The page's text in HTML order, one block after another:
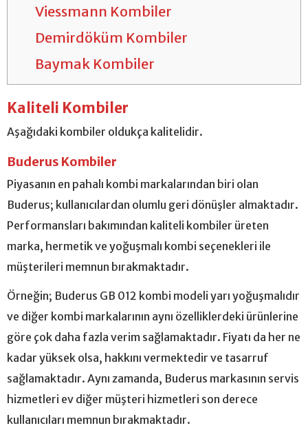
Viessmann Kombiler
Demirdöküm Kombiler
Baymak Kombiler
Kaliteli Kombiler
Aşağıdaki kombiler oldukça kalitelidir.
Buderus Kombiler
Piyasanın en pahalı kombi markalarından biri olan
Buderus; kullanıcılardan olumlu geri dönüşler almaktadır.
Performansları bakımından kaliteli kombiler üreten
marka, hermetik ve yoğuşmalı kombi seçenekleri ile
müşterileri memnun bırakmaktadır.
Örneğin; Buderus GB 012 kombi modeli yarı yoğuşmalıdır
ve diğer kombi markalarının aynı özelliklerdeki ürünlerine
göre çok daha fazla verim sağlamaktadır. Fiyatı da her ne
kadar yüksek olsa, hakkını vermektedir ve tasarruf
sağlamaktadır. Aynı zamanda, Buderus markasının servis
hizmetleri ev diğer müşteri hizmetleri son derece
kullanıcıları memnun bırakmaktadır.